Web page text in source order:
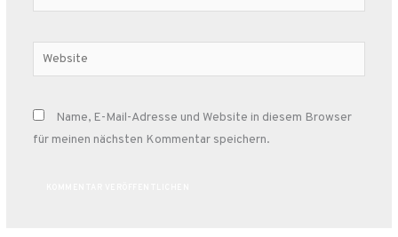
Mail-
Website
Name, E-Mail-Adresse und Website in diesem Browser
für meinen nächsten Kommentar speichern.